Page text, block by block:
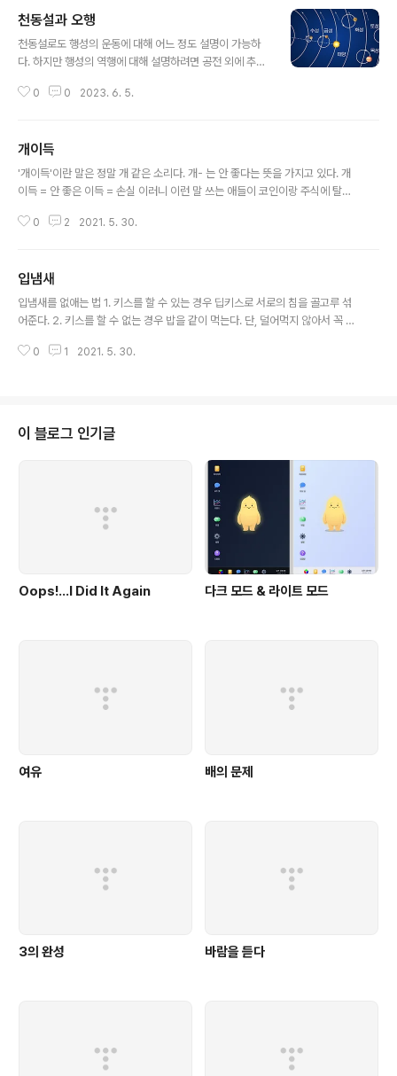
들로 이루어진 아주 단순한 모습이었다. 모습은 단순했지만 게임을 플레이하면
서 인간과 세상에 대해 생각해볼 수 있었기 때문에 몇몇 좋아하는 사람들이 생
겼다. 또 얼마의 시간이 흐른 뒤 게임 관련 기술이 엄청나게 발전했다. 이제는 게
천동설과 오행
천동설로도 행성의 운동에 대해 어느 정도 설명이 가능하
다. 하지만 행성의 역행에 대해 설명하려면 공전 외에 추가
하다. 나에게는 오행이 이런 느낌이다. 어떤 현상에 대해 오
고 번잡하다. 핵심을 놓치고 있는 느낌인데 그 핵심이 무엇
인지 아직 잘 모르겠다.
0 0 2023. 6. 5.
개이득
'개이득'이란 말은 정말 개 같은 소리다. 개- 는 안 좋다는 뜻을 가지고 있다. 개
이득 = 안 좋은 이득 = 손실 이러니 이런 말 쓰는 애들이 코인이랑 주식에 탈탈
좋다 '너무 좋다'는 나도 자주 쓸 정도로 뿌리 깊게 박혀있다. 의식적으로 고쳐야
0 2 2021. 5. 30.
입냄새
입냄새를 없애는 법 1. 키스를 할 수 있는 경우 딥키스로 서로의 침을 골고루 섞
어준다. 2. 키스를 할 수 없는 경우 밥을 같이 먹는다. 단, 덜어먹지 않아서 꼭 서
입냄새가 느껴진다는 것은 서로의 구강세균 조성이 다르다는 뜻이다. 서로의 구
0 1 2021. 5. 30.
이 블로그 인기글
Oops!…I Did It Again 다크 모드 & 라이트 모드
여유 배의 문제
3의 완성 바람을 듣다